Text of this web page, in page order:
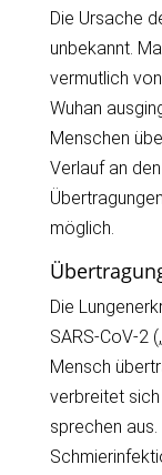
Die Ursache
unbekannt.
vermutlich
Wuhan
Menschen
Verlauf an
möglich.
Die
SARS-CoV-2
Mensch
verbreitet
sprechen